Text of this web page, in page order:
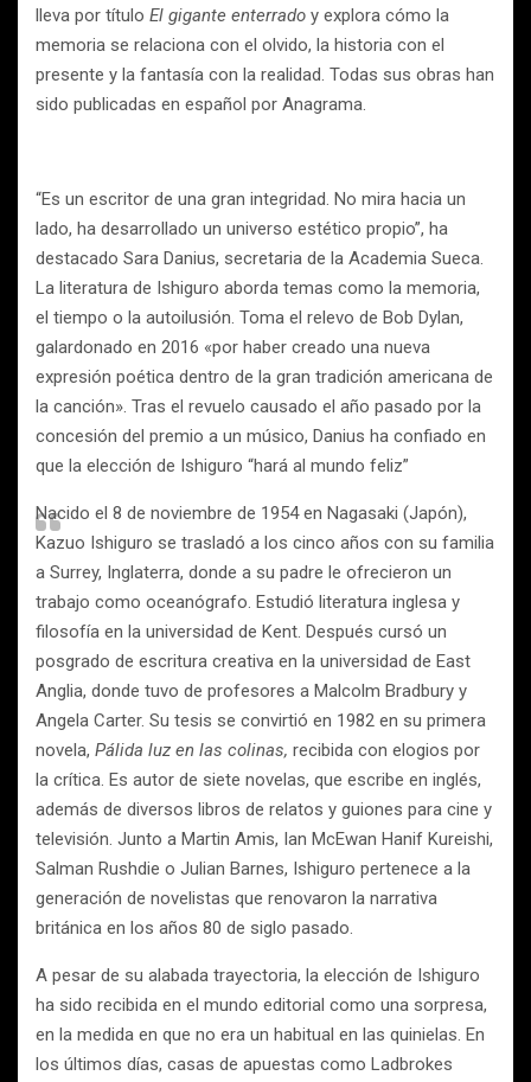
lleva por título El gigante enterrado y explora cómo la
memoria se relaciona con el olvido, la historia con el
presente y la fantasía con la realidad. Todas sus obras han
sido publicadas en español por Anagrama.
“Es un escritor de una gran integridad. No mira hacia un
lado, ha desarrollado un universo estético propio”, ha
destacado Sara Danius, secretaria de la Academia Sueca.
La literatura de Ishiguro aborda temas como la memoria,
el tiempo o la autoilusión. Toma el relevo de Bob Dylan,
galardonado en 2016 «por haber creado una nueva
expresión poética dentro de la gran tradición americana de
la canción». Tras el revuelo causado el año pasado por la
concesión del premio a un músico, Danius ha confiado en
que la elección de Ishiguro “hará al mundo feliz”
Nacido el 8 de noviembre de 1954 en Nagasaki (Japón),
Kazuo Ishiguro se trasladó a los cinco años con su familia
a Surrey, Inglaterra, donde a su padre le ofrecieron un
trabajo como oceanógrafo. Estudió literatura inglesa y
filosofía en la universidad de Kent. Después cursó un
posgrado de escritura creativa en la universidad de East
Anglia, donde tuvo de profesores a Malcolm Bradbury y
Angela Carter. Su tesis se convirtió en 1982 en su primera
novela, Pálida luz en las colinas, recibida con elogios por
la crítica. Es autor de siete novelas, que escribe en inglés,
además de diversos libros de relatos y guiones para cine y
televisión. Junto a Martin Amis, Ian McEwan Hanif Kureishi,
Salman Rushdie o Julian Barnes, Ishiguro pertenece a la
generación de novelistas que renovaron la narrativa
británica en los años 80 de siglo pasado.
A pesar de su alabada trayectoria, la elección de Ishiguro
ha sido recibida en el mundo editorial como una sorpresa,
en la medida en que no era un habitual en las quinielas. En
los últimos días, casas de apuestas como Ladbrokes